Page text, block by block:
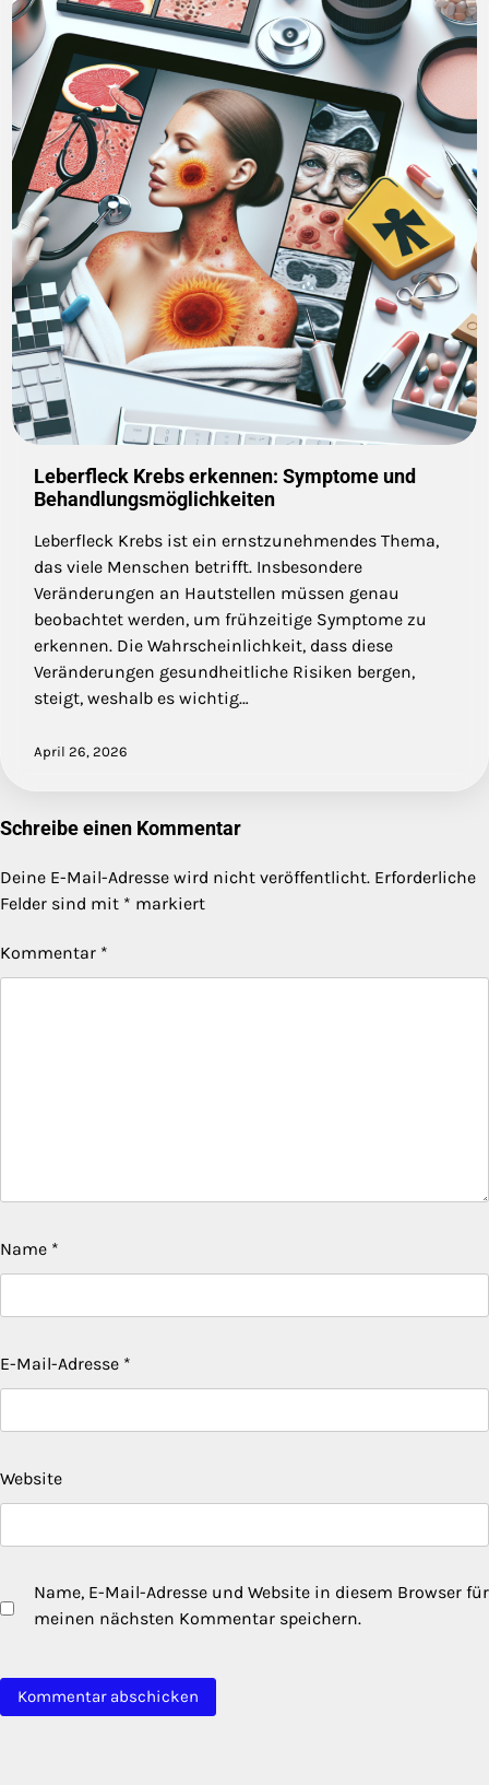
Leberfleck Krebs erkennen: Symptome und
Behandlungsmöglichkeiten
Leberfleck Krebs ist ein ernstzunehmendes Thema,
das viele Menschen betrifft. Insbesondere
Veränderungen an Hautstellen müssen genau
beobachtet werden, um frühzeitige Symptome zu
erkennen. Die Wahrscheinlichkeit, dass diese
Veränderungen gesundheitliche Risiken bergen,
steigt, weshalb es wichtig…
April 26, 2026
Schreibe einen Kommentar
Deine E-Mail-Adresse wird nicht veröffentlicht. Erforderliche
Felder sind mit * markiert
Kommentar *
Name *
E-Mail-Adresse *
Website
Name, E-Mail-Adresse und Website in diesem Browser für
meinen nächsten Kommentar speichern.